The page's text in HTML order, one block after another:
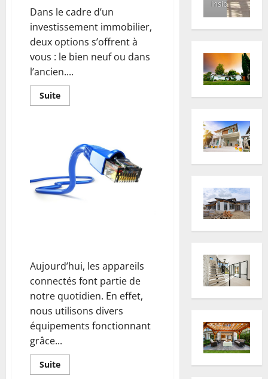
Dans le cadre d’un
investissement immobilier,
deux options s’offrent à
vous : le bien neuf ou dans
l’ancien....
SuiteEn
savoir
est-
rentable
d’acheter
un
bien
Aujourd’hui, les appareils
connectés font partie de
notre quotidien. En effet,
nous utilisons divers
équipements fonctionnant
grâce...
SuiteEn
savoir
inside